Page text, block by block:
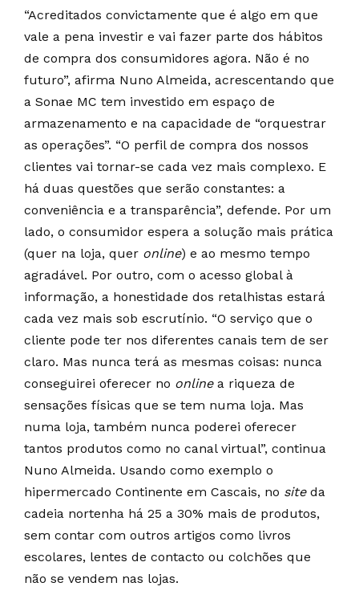
“Acreditados convictamente que é algo em que
vale a pena investir e vai fazer parte dos hábitos
de compra dos consumidores agora. Não é no
futuro”, afirma Nuno Almeida, acrescentando que
a Sonae MC tem investido em espaço de
armazenamento e na capacidade de “orquestrar
as operações”. “O perfil de compra dos nossos
clientes vai tornar-se cada vez mais complexo. E
há duas questões que serão constantes: a
conveniência e a transparência”, defende. Por um
lado, o consumidor espera a solução mais prática
(quer na loja, quer online) e ao mesmo tempo
agradável. Por outro, com o acesso global à
informação, a honestidade dos retalhistas estará
cada vez mais sob escrutínio. “O serviço que o
cliente pode ter nos diferentes canais tem de ser
claro. Mas nunca terá as mesmas coisas: nunca
conseguirei oferecer no onlinea riqueza de
sensações físicas que se tem numa loja. Mas
numa loja, também nunca poderei oferecer
tantos produtos como no canal virtual”, continua
Nuno Almeida. Usando como exemplo o
hipermercado Continente em Cascais, no siteda
cadeia nortenha há 25 a 30% mais de produtos,
sem contar com outros artigos como livros
escolares, lentes de contacto ou colchões que
não se vendem nas lojas.